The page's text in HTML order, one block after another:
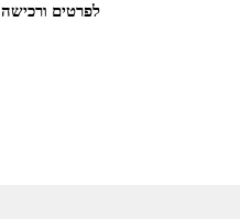
לפרטים ורכישה